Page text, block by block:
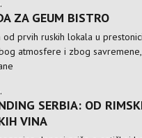
ZA GEUM BISTRO
od prvih ruskih lokala u
atmosfere i zbog
SERBIA: OD
VINA